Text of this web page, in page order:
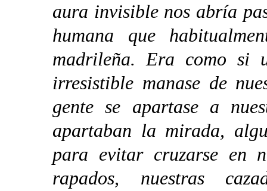
aura invisible nos abría
humana que
madrileña. Era como si
irresistible manase de
gente se apartase a
apartaban la mirada,
para evitar cruzarse en
rapados, nuestras